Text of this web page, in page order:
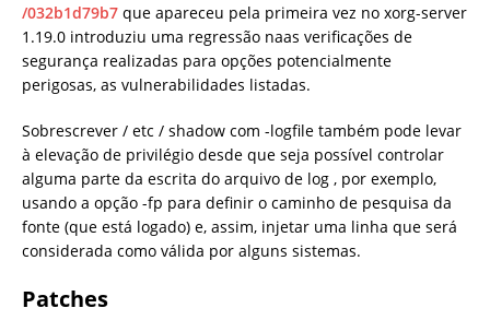
/032b1d79b7 que apareceu pela primeira vez no xorg-server
1.19.0 introduziu uma regressão naas verificações de
segurança realizadas para opções potencialmente
perigosas, as vulnerabilidades listadas.
Sobrescrever / etc / shadow com -logfile também pode levar
à elevação de privilégio desde que seja possível controlar
alguma parte da escrita do arquivo de log , por exemplo,
usando a opção -fp para definir o caminho de pesquisa da
fonte (que está logado) e, assim, injetar uma linha que será
considerada como válida por alguns sistemas.
Patches